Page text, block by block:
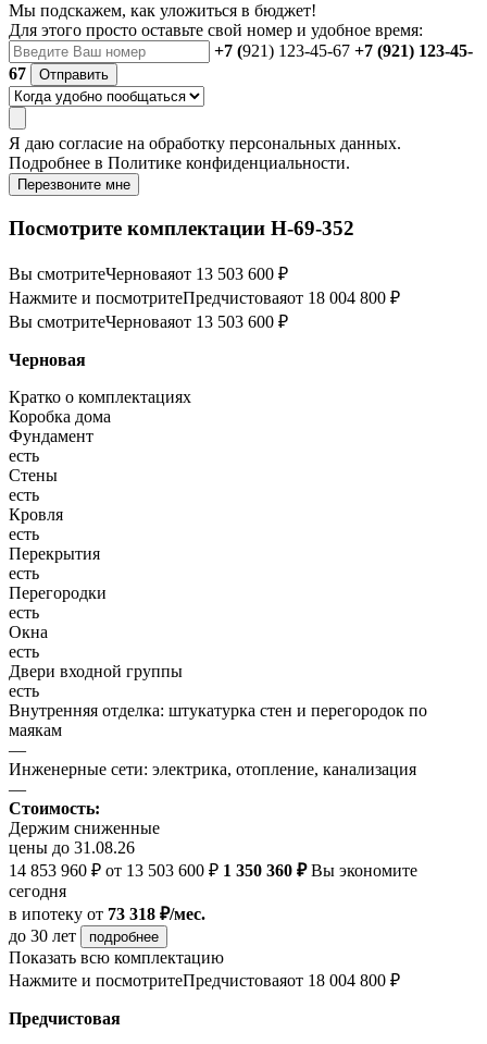
Мы подскажем, как уложиться в бюджет!
Для этого просто оставьте свой номер и удобное время:
+7 (921) 123-45-67 +7 (921) 123-45-
67
Отправить
Я даю согласие на обработку персональных данных.
Подробнее в Политике конфиденциальности.
Перезвоните мне
Посмотрите комплектации Н-69-352
Вы смотритеЧерноваяот 13 503 600 ₽
Нажмите и посмотритеПредчистоваяот 18 004 800 ₽
Вы смотритеЧерноваяот 13 503 600 ₽
Черновая
Кратко о комплектациях
Коробка дома
Фундамент
есть
Стены
есть
Кровля
есть
Перекрытия
есть
Перегородки
есть
Окна
есть
Двери входной группы
есть
Внутренняя отделка: штукатурка стен и перегородок по
маякам
—
Инженерные сети: электрика, отопление, канализация
—
Стоимость:
Держим сниженные
цены до 31.08.26
14 853 960 ₽ от 13 503 600 ₽ 1 350 360 ₽Вы экономите
сегодня
в ипотеку от 73 318 ₽/мес.
до 30 лет
подробнее
Показать всю комплектацию
Нажмите и посмотритеПредчистоваяот 18 004 800 ₽
Предчистовая